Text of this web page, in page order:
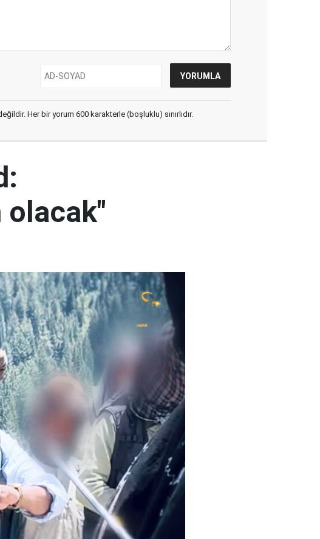
Her bir yorum 600 karakterle (boşluklu) sınırlıdır.
olacak"